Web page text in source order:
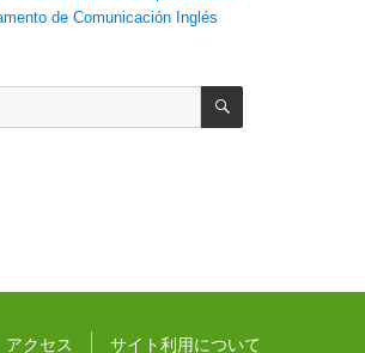
de Comunicación Inglés
BUSCAR
アクセス サイト利用について